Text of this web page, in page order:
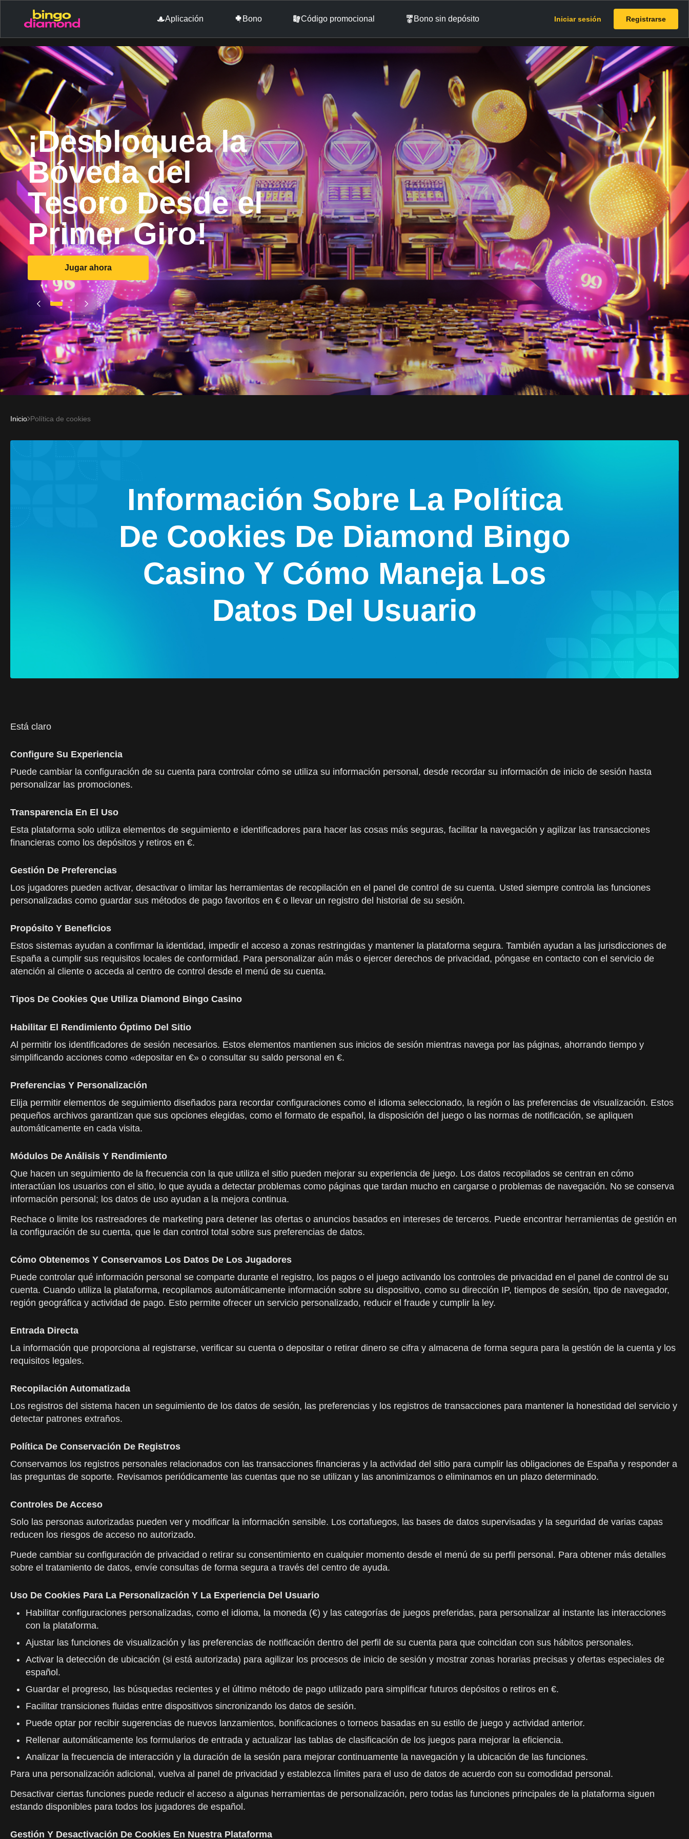
Aplicación Bono Código promocional Bono sin depósito Iniciar sesión Registrarse
¡Desbloquea la
Bóveda del
Tesoro Desde el
Primer Giro!
Jugar ahora
Inicio Política de cookies
Información Sobre La Política
De Cookies De Diamond Bingo
Casino Y Cómo Maneja Los
Datos Del Usuario
Está claro
Configure Su Experiencia
Puede cambiar la configuración de su cuenta para controlar cómo se utiliza su información personal, desde recordar su información de inicio de sesión hasta
personalizar las promociones.
Transparencia En El Uso
Esta plataforma solo utiliza elementos de seguimiento e identificadores para hacer las cosas más seguras, facilitar la navegación y agilizar las transacciones
financieras como los depósitos y retiros en €.
Gestión De Preferencias
Los jugadores pueden activar, desactivar o limitar las herramientas de recopilación en el panel de control de su cuenta. Usted siempre controla las funciones
personalizadas como guardar sus métodos de pago favoritos en € o llevar un registro del historial de su sesión.
Propósito Y Beneficios
Estos sistemas ayudan a confirmar la identidad, impedir el acceso a zonas restringidas y mantener la plataforma segura. También ayudan a las jurisdicciones de
España a cumplir sus requisitos locales de conformidad. Para personalizar aún más o ejercer derechos de privacidad, póngase en contacto con el servicio de
atención al cliente o acceda al centro de control desde el menú de su cuenta.
Tipos De Cookies Que Utiliza Diamond Bingo Casino
Habilitar El Rendimiento Óptimo Del Sitio
Al permitir los identificadores de sesión necesarios. Estos elementos mantienen sus inicios de sesión mientras navega por las páginas, ahorrando tiempo y
simplificando acciones como «depositar en €» o consultar su saldo personal en €.
Preferencias Y Personalización
Elija permitir elementos de seguimiento diseñados para recordar configuraciones como el idioma seleccionado, la región o las preferencias de visualización. Estos
pequeños archivos garantizan que sus opciones elegidas, como el formato de español, la disposición del juego o las normas de notificación, se apliquen
automáticamente en cada visita.
Módulos De Análisis Y Rendimiento
Que hacen un seguimiento de la frecuencia con la que utiliza el sitio pueden mejorar su experiencia de juego. Los datos recopilados se centran en cómo
interactúan los usuarios con el sitio, lo que ayuda a detectar problemas como páginas que tardan mucho en cargarse o problemas de navegación. No se conserva
información personal; los datos de uso ayudan a la mejora continua.
Rechace o limite los rastreadores de marketing para detener las ofertas o anuncios basados en intereses de terceros. Puede encontrar herramientas de gestión en
la configuración de su cuenta, que le dan control total sobre sus preferencias de datos.
Cómo Obtenemos Y Conservamos Los Datos De Los Jugadores
Puede controlar qué información personal se comparte durante el registro, los pagos o el juego activando los controles de privacidad en el panel de control de su
cuenta. Cuando utiliza la plataforma, recopilamos automáticamente información sobre su dispositivo, como su dirección IP, tiempos de sesión, tipo de navegador,
región geográfica y actividad de pago. Esto permite ofrecer un servicio personalizado, reducir el fraude y cumplir la ley.
Entrada Directa
La información que proporciona al registrarse, verificar su cuenta o depositar o retirar dinero se cifra y almacena de forma segura para la gestión de la cuenta y los
requisitos legales.
Recopilación Automatizada
Los registros del sistema hacen un seguimiento de los datos de sesión, las preferencias y los registros de transacciones para mantener la honestidad del servicio y
detectar patrones extraños.
Política De Conservación De Registros
Conservamos los registros personales relacionados con las transacciones financieras y la actividad del sitio para cumplir las obligaciones de España y responder a
las preguntas de soporte. Revisamos periódicamente las cuentas que no se utilizan y las anonimizamos o eliminamos en un plazo determinado.
Controles De Acceso
Solo las personas autorizadas pueden ver y modificar la información sensible. Los cortafuegos, las bases de datos supervisadas y la seguridad de varias capas
reducen los riesgos de acceso no autorizado.
Puede cambiar su configuración de privacidad o retirar su consentimiento en cualquier momento desde el menú de su perfil personal. Para obtener más detalles
sobre el tratamiento de datos, envíe consultas de forma segura a través del centro de ayuda.
Uso De Cookies Para La Personalización Y La Experiencia Del Usuario
Habilitar configuraciones personalizadas, como el idioma, la moneda (€) y las categorías de juegos preferidas, para personalizar al instante las interacciones
con la plataforma.
Ajustar las funciones de visualización y las preferencias de notificación dentro del perfil de su cuenta para que coincidan con sus hábitos personales.
Activar la detección de ubicación (si está autorizada) para agilizar los procesos de inicio de sesión y mostrar zonas horarias precisas y ofertas especiales de
español.
Guardar el progreso, las búsquedas recientes y el último método de pago utilizado para simplificar futuros depósitos o retiros en €.
Facilitar transiciones fluidas entre dispositivos sincronizando los datos de sesión.
Puede optar por recibir sugerencias de nuevos lanzamientos, bonificaciones o torneos basadas en su estilo de juego y actividad anterior.
Rellenar automáticamente los formularios de entrada y actualizar las tablas de clasificación de los juegos para mejorar la eficiencia.
Analizar la frecuencia de interacción y la duración de la sesión para mejorar continuamente la navegación y la ubicación de las funciones.
Para una personalización adicional, vuelva al panel de privacidad y establezca límites para el uso de datos de acuerdo con su comodidad personal.
Desactivar ciertas funciones puede reducir el acceso a algunas herramientas de personalización, pero todas las funciones principales de la plataforma siguen
estando disponibles para todos los jugadores de español.
Gestión Y Desactivación De Cookies En Nuestra Plataforma